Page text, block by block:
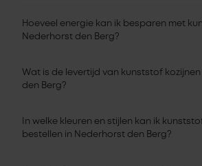
Hoeveel energie kan ik besparen met
Nederhorst den Berg?
Wat is de levertijd van kunststof
den Berg?
In welke kleuren en stijlen kan ik
bestellen in Nederhorst den Berg?